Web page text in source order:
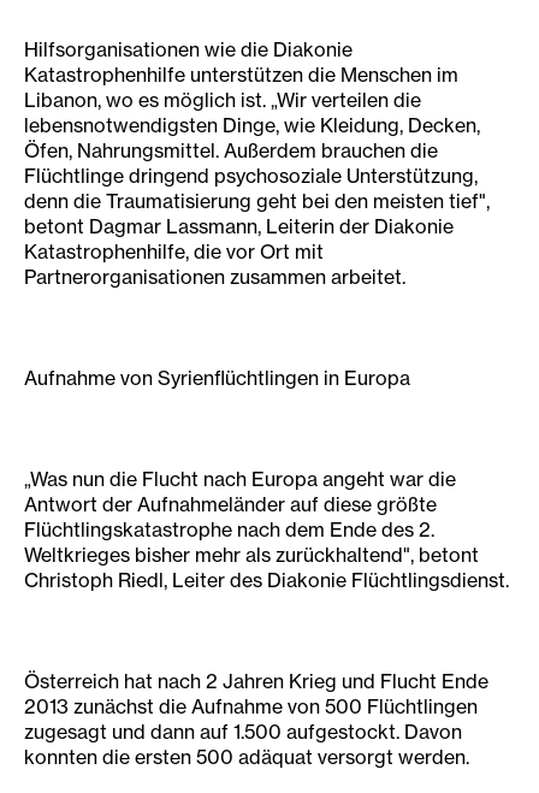
Hilfsorganisationen wie die Diakonie
Katastrophenhilfe unterstützen die Menschen im
Libanon, wo es möglich ist. „Wir verteilen die
lebensnotwendigsten Dinge, wie Kleidung, Decken,
Öfen, Nahrungsmittel. Außerdem brauchen die
Flüchtlinge dringend psychosoziale Unterstützung,
denn die Traumatisierung geht bei den meisten tief",
betont Dagmar Lassmann, Leiterin der Diakonie
Katastrophenhilfe, die vor Ort mit
Partnerorganisationen zusammen arbeitet.
Aufnahme von Syrienflüchtlingen in Europa
„Was nun die Flucht nach Europa angeht war die
Antwort der Aufnahmeländer auf diese größte
Flüchtlingskatastrophe nach dem Ende des 2.
Weltkrieges bisher mehr als zurückhaltend", betont
Christoph Riedl, Leiter des Diakonie Flüchtlingsdienst.
Österreich hat nach 2 Jahren Krieg und Flucht Ende
2013 zunächst die Aufnahme von 500 Flüchtlingen
zugesagt und dann auf 1.500 aufgestockt. Davon
konnten die ersten 500 adäquat versorgt werden.